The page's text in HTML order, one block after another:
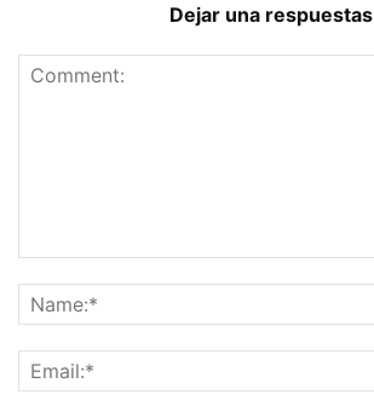
Dejar una respuestas